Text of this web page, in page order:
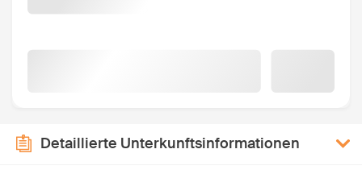
Detaillierte Unterkunftsinformationen